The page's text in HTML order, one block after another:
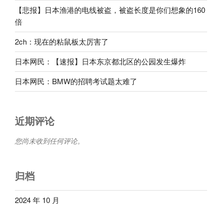
【悲报】日本渔港的电线被盗，被盗长度是你们想象的160
倍
2ch：现在的粘鼠板太厉害了
日本网民：【速报】日本东京都北区的公园发生爆炸
日本网民：BMW的招聘考试题太难了
近期评论
您尚未收到任何评论。
归档
2024 年 10 月